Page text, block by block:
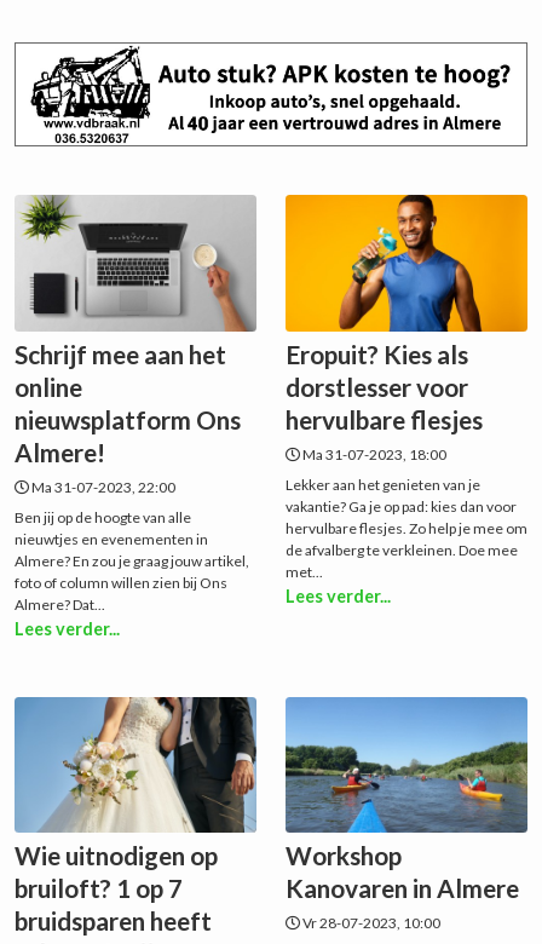
Schrijf mee aan het
online
nieuwsplatform Ons
Almere!
Ma 31-07-2023, 22:00
Ben jij op de hoogte van alle
nieuwtjes en evenementen in
Almere? En zou je graag jouw artikel,
foto of column willen zien bij Ons
Almere? Dat...
Lees verder...
Eropuit? Kies als
dorstlesser voor
hervulbare flesjes
Ma 31-07-2023, 18:00
Lekker aan het genieten van je
vakantie? Ga je op pad: kies dan voor
hervulbare flesjes. Zo help je mee om
de afvalberg te verkleinen. Doe mee
met...
Lees verder...
Wie uitnodigen op
bruiloft? 1 op 7
bruidsparen heeft
Workshop
Kanovaren in Almere
Vr 28-07-2023, 10:00